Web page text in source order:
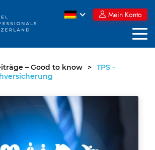
Mein Konto
– Good to know > TPS -